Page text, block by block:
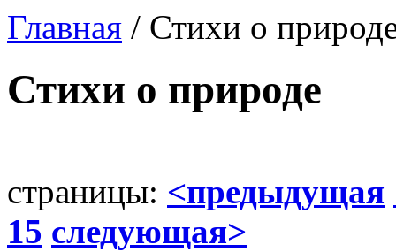
Главная / Стихи о
Стихи о природе
страницы: <предыдущая
15 следующая>